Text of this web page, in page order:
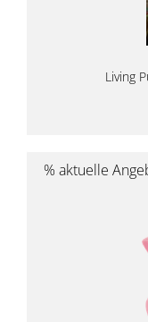
Living
% aktuelle